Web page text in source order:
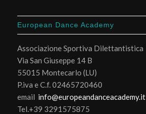
European Dance Academy
Associazione Sportiva Dilettantistica
Via San Giuseppe 14 B
55015 Montecarlo (LU)
P.iva e C.f. 02465720460
email info@europeandanceacademy.it
Tel.+39 3291575875